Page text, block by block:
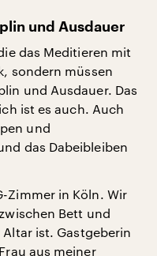
und Ausdauer
das Meditieren mit
sondern müssen
und Ausdauer. Das
ist es auch. Auch
und
das Dabeibleiben
Zimmer in Köln. Wir
Bett und
ist. Gastgeberin
aus meiner